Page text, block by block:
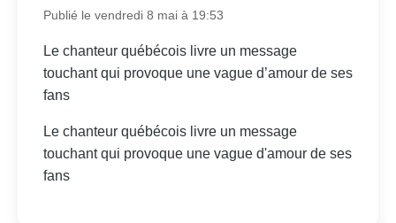
Publié le vendredi 8 mai à 19:53
Le chanteur québécois livre un message
touchant qui provoque une vague d’amour de ses
fans
Le chanteur québécois livre un message
touchant qui provoque une vague d'amour de ses
fans